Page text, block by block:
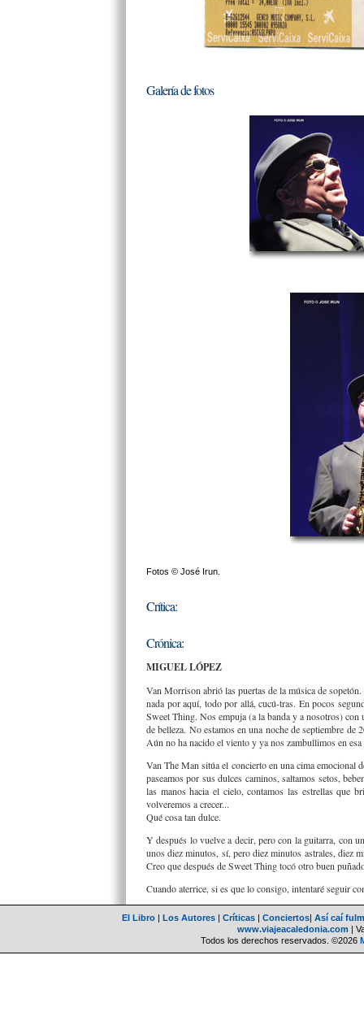
Galería de fotos
Fotos © José Irun.
Crítica:
Crónica:
MIGUEL LÓPEZ
Van Morrison abrió las puertas de la música de
nada por aquí, todo por allá, cucú-tras. En pocos
Sweet Thing. Nos empuja (a la banda y a nosotros)
de belleza. No estamos en una noche de septiembre
Aún no ha nacido el viento y ya nos zambullimos en
Van The Man sitúa el concierto en una cima emocional
paseamos por sus dulces caminos, saltamos setos,
las manos hacia el cielo, contamos las estrellas que
volveremos a crecer...
Qué cosa tan dulce.
Y después lo vuelve a decir, pero con la guitarra, con
unos diez minutos, sí, pero diez minutos astrales, diez
Creo que después de Sweet Thing tocó otro buen
Cuando aterrice, si es que lo consigo, intentaré seguir
El Libro | Los Autores | Críticas | Conciertos| Así caí
www.viajeacaledonia.com |
Todos los derechos reservados. ©2026